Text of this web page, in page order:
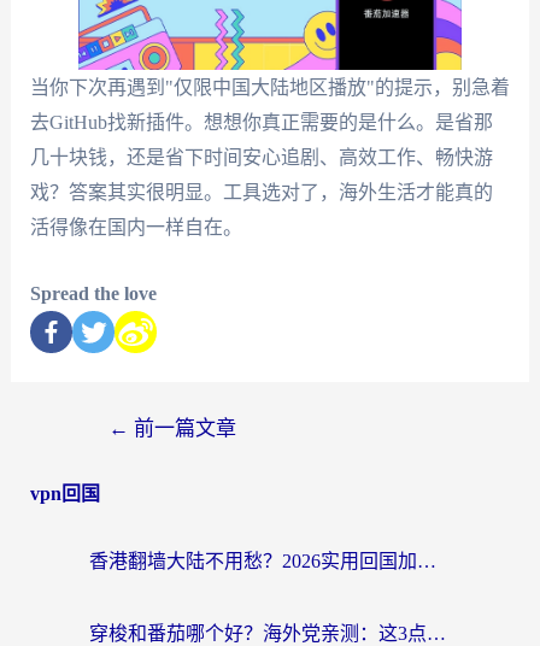
当你下次再遇到"仅限中国大陆地区播放"的提示，别急着
去GitHub找新插件。想想你真正需要的是什么。是省那
几十块钱，还是省下时间安心追剧、高效工作、畅快游
戏？答案其实很明显。工具选对了，海外生活才能真的
活得像在国内一样自在。
Spread the love
← 前一篇文章
vpn回国
香港翻墙大陆不用愁？2026实用回国加速器指南：从选到用一步到位
穿梭和番茄哪个好？海外党亲测：这3点帮你选对回国加速器